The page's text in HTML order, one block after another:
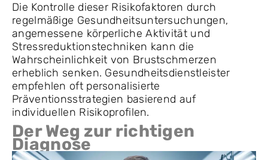
Die Kontrolle dieser Risikofaktoren durch
regelmäßige Gesundheitsuntersuchungen,
angemessene körperliche Aktivität und
Stressreduktionstechniken kann die
Wahrscheinlichkeit von Brustschmerzen
erheblich senken. Gesundheitsdienstleister
empfehlen oft personalisierte
Präventionsstrategien basierend auf
individuellen Risikoprofilen.
Der Weg zur richtigen
Diagnose